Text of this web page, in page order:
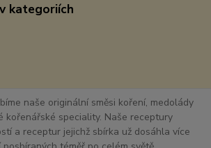
kategoriích
naše originální směsi koření, medolády
kořenářské speciality. Naše receptury
a receptur jejichž sbírka už dosáhla více